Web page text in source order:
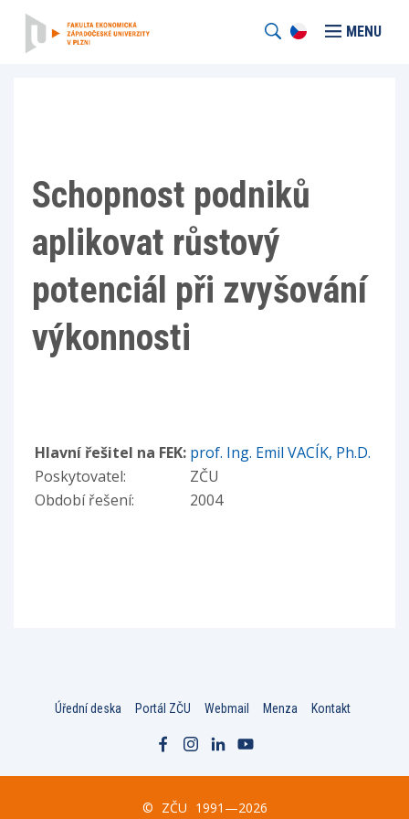
MENU
Schopnost podniků
aplikovat růstový
potenciál při zvyšování
výkonnosti
Hlavní řešitel na FEK: prof. Ing. Emil VACÍK, Ph.D.
Poskytovatel:
ZČU
Období řešení:
2004
Úřední deska Portál ZČU Webmail Menza Kontakt
© ZČU 1991—2026